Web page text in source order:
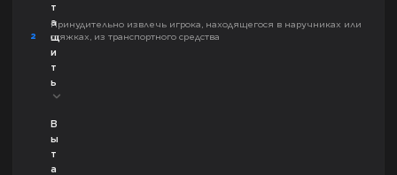
2
т
а
щ
и
т
ь
Принудительно извлечь игрока, находящегося в наручниках или
стяжках, из транспортного средства
В
ы
т
а